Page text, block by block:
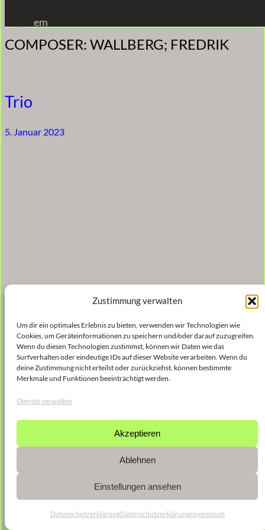
Zustimmung verwalten
Um dir ein optimales Erlebnis zu bieten, verwenden wir Technologien wie
Cookies, um Geräteinformationen zu speichern und/oder darauf zuzugreifen.
Wenn du diesen Technologien zustimmst, können wir Daten wie das
Surfverhalten oder eindeutige IDs auf dieser Website verarbeiten. Wenn du
deine Zustimmung nicht erteilst oder zurückziehst, können bestimmte
Merkmale und Funktionen beeinträchtigt werden.
Dienste verwalten
Akzeptieren
Ablehnen
Einstellungen ansehen
DatenschutzerklärungDatenschutzerklärungImpressum
Inhalt
springen
em
COMPOSER: WALLBERG; FREDRIK
Trio
5. Januar 2023